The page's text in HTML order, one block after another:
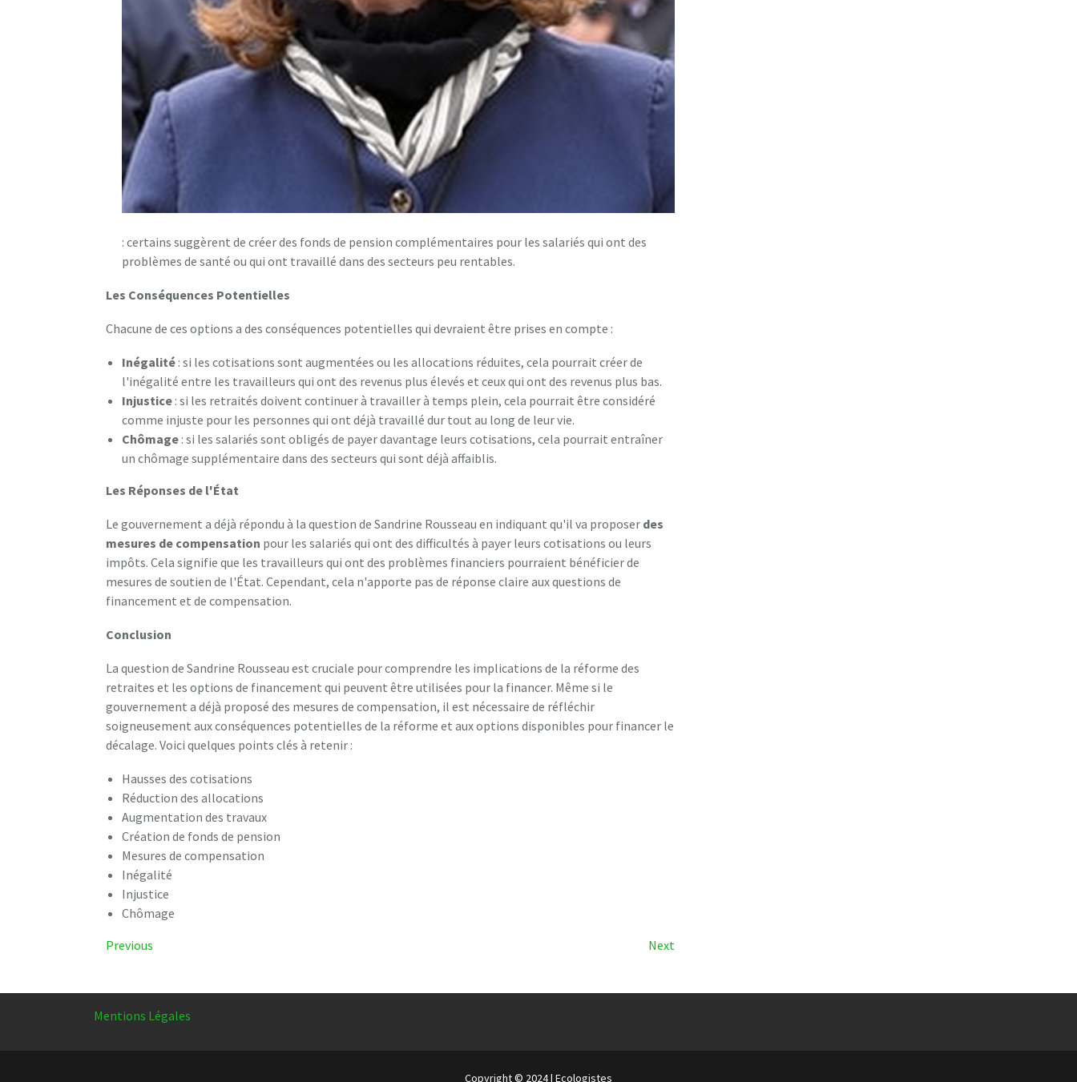
: certains suggèrent de créer des fonds de pension complémentaires pour les salariés qui ont des
problèmes de santé ou qui ont travaillé dans des secteurs peu rentables.
Les Conséquences Potentielles
Chacune de ces options a des conséquences potentielles qui devraient être prises en compte :
Inégalité : si les cotisations sont augmentées ou les allocations réduites, cela pourrait créer de
l'inégalité entre les travailleurs qui ont des revenus plus élevés et ceux qui ont des revenus plus bas.
Injustice : si les retraités doivent continuer à travailler à temps plein, cela pourrait être considéré
comme injuste pour les personnes qui ont déjà travaillé dur tout au long de leur vie.
Chômage : si les salariés sont obligés de payer davantage leurs cotisations, cela pourrait entraîner
un chômage supplémentaire dans des secteurs qui sont déjà affaiblis.
Les Réponses de l'État
Le gouvernement a déjà répondu à la question de Sandrine Rousseau en indiquant qu'il va proposer des
mesures de compensation pour les salariés qui ont des difficultés à payer leurs cotisations ou leurs
impôts. Cela signifie que les travailleurs qui ont des problèmes financiers pourraient bénéficier de
mesures de soutien de l'État. Cependant, cela n'apporte pas de réponse claire aux questions de
financement et de compensation.
Conclusion
La question de Sandrine Rousseau est cruciale pour comprendre les implications de la réforme des
retraites et les options de financement qui peuvent être utilisées pour la financer. Même si le
gouvernement a déjà proposé des mesures de compensation, il est nécessaire de réfléchir
soigneusement aux conséquences potentielles de la réforme et aux options disponibles pour financer le
décalage. Voici quelques points clés à retenir :
Hausses des cotisations
Réduction des allocations
Augmentation des travaux
Création de fonds de pension
Mesures de compensation
Inégalité
Injustice
Chômage
Navigation
l’article
Previous
Previous
Next
Next
Mentions Légales
Copyright © 2024 | Ecologistes